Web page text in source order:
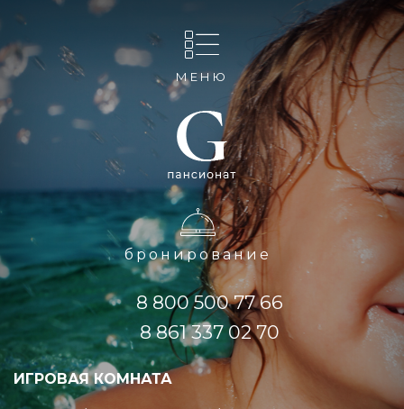
МЕНЮ
бронирование
8 800 500 77 66
8 861 337 02 70
ИГРОВАЯ КОМНАТА